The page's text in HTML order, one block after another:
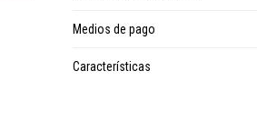
Medios de pago
Características